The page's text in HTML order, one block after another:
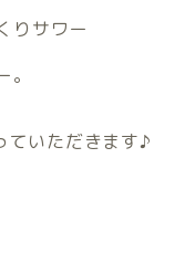
りサワー
ていただきます♪